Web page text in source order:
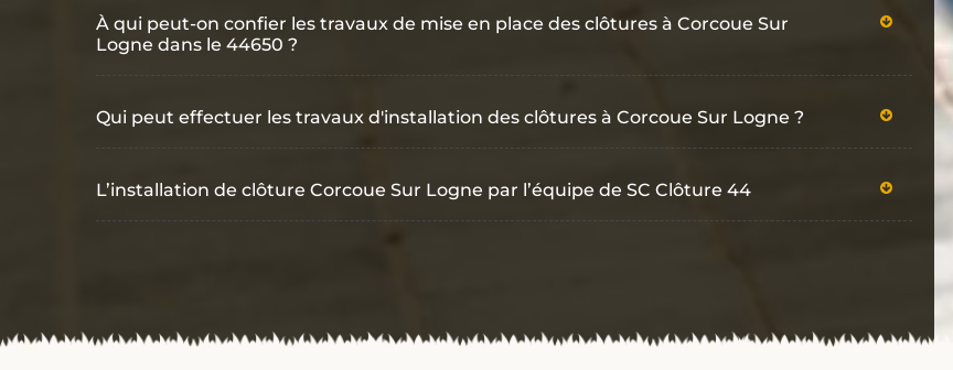
À qui peut-on confier les travaux de mise en place des clôtures à Corcoue Sur
Logne dans le 44650 ?
Qui peut effectuer les travaux d'installation des clôtures à Corcoue Sur Logne ?
L’installation de clôture Corcoue Sur Logne par l’équipe de SC Clôture 44